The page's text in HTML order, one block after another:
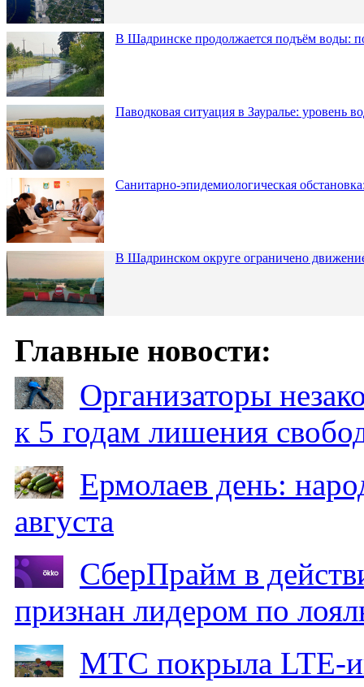
В Шадринске продолжается подъём воды:
Паводковая ситуация в Зауралье: уровень
Санитарно-эпидемиологическая
В Шадринском округе ограничено
Главные новости:
Организаторы
к 5 годам лишения
Ермолаев день:
августа
СберПрайм в
признан лидером по
МТС покрыла LTE-